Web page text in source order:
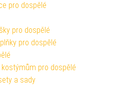
pro dospělé
pro dospělé
pro dospělé
pro dospělé
a sady